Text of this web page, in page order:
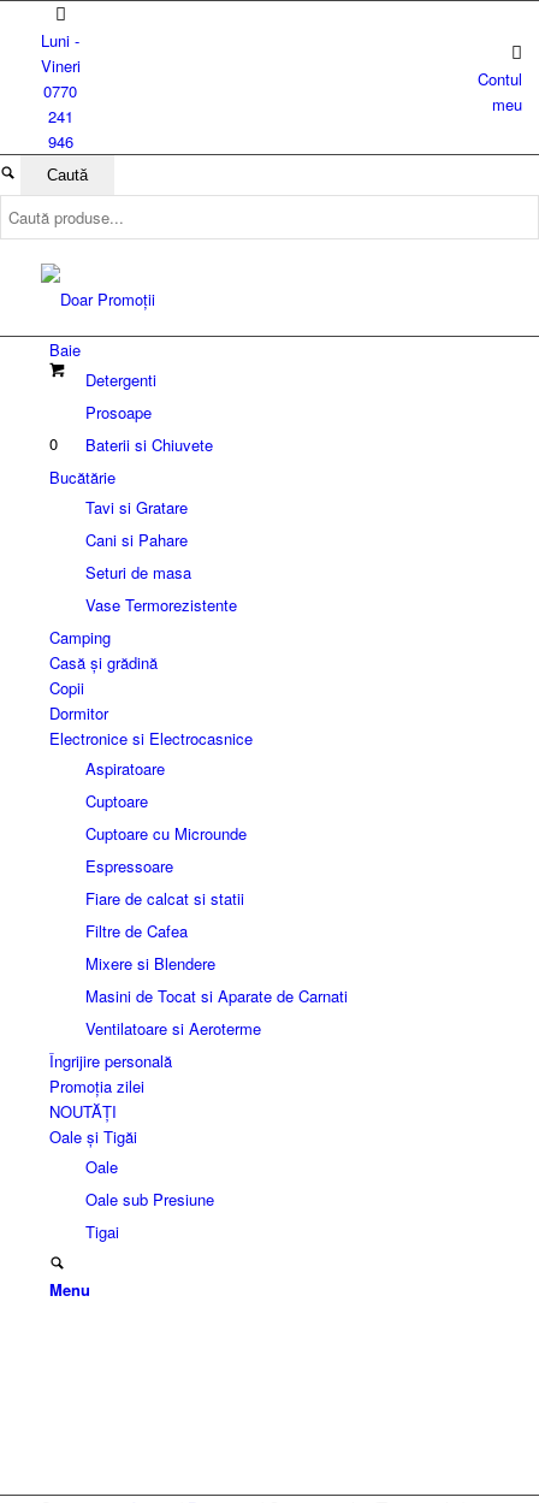
Luni -
Vineri
0770
241
946
Contul
meu
0
Baie
Detergenti
Prosoape
Baterii si Chiuvete
Bucătărie
Tavi si Gratare
Cani si Pahare
Seturi de masa
Vase Termorezistente
Camping
Casă și grădină
Copii
Dormitor
Electronice si Electrocasnice
Aspiratoare
Cuptoare
Cuptoare cu Microunde
Espressoare
Fiare de calcat si statii
Filtre de Cafea
Mixere si Blendere
Masini de Tocat si Aparate de Carnati
Ventilatoare si Aeroterme
Îngrijire personală
Promoția zilei
NOUTĂȚI
Oale și Tigăi
Oale
Oale sub Presiune
Tigai
Menu